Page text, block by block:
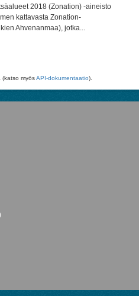
2018 (Zonation) -aineisto
kattavasta Zonation-
Ahvenanmaa), jotka...
(katso myösAPI-dokumentaatio).